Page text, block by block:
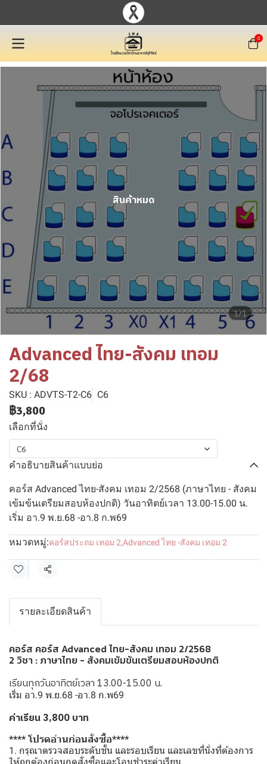
0
1/1
สินค้าหมด
Advanced ไทย-สังคม เทอม
2/68
SKU : ADVTS-T2-C6 C6
฿3,800
เลือกที่นั่ง
C6
คำอธิบายสินค้าแบบย่อ
คอร์ส Advanced ไทย-สังคม เทอม 2/2568 (ภาษาไทย - สังคม
เข้มข้นเตรียมสอบห้องปกติ) วันอาทิตย์เวลา 13.00-15.00 น.
เริ่ม อา.9 พ.ย.68 -อา.8 ก.พ69
หมวดหมู่:คอร์สประถม เทอม 2,Advanced ไทย -สังคม เทอม 2
แชร์
รายละเอียดสินค้า
คอร์ส คอร์ส Advanced ไทย-สังคม เทอม 2/2568
2 วิชา : ภาษาไทย - สังคมเข้มข้นเตรียมสอบห้องปกติ
เรียนทุกวันอาทิตย์เวลา 13.00-15.00 น.
เริ่ม อา.9 พ.ย.68 -อา.8 ก.พ69
ค่าเรียน 3,800 บาท
**** โปรดอ่านก่อนสั่งซื้อ****
1. กรุณาตรวจสอบระดับชั้น และรอบเรียน และเลขที่นั่งที่ต้องการ